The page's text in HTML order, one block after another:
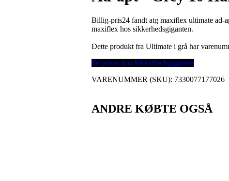
Billig-pris24 fandt atg maxiflex ultimate ad-
maxiflex hos sikkerhedsgiganten.
Dette produkt fra Ultimate i grå har
Se prisen hos Sikkerhedsgiganten
VARENUMMER (SKU): 7330077177026
ANDRE KØBTE OGSÅ